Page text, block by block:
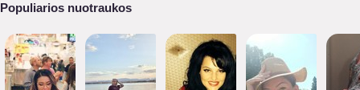
Populiarios nuotraukos